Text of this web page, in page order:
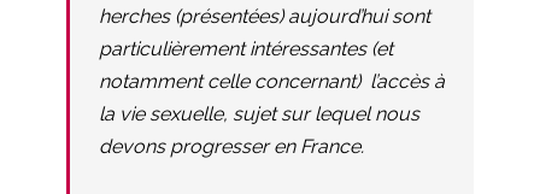
herches (présentées) aujourd’hui sont
particulièrement intéressantes (et
notamment celle concernant) l’accès à
la vie sexuelle, sujet sur lequel nous
devons progresser en France.